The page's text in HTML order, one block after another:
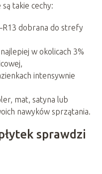
takie cechy:
dobrana do strefy
w okolicach 3%
intensywnie
mat, satyna lub
nawyków sprzątania.
sprawdzi